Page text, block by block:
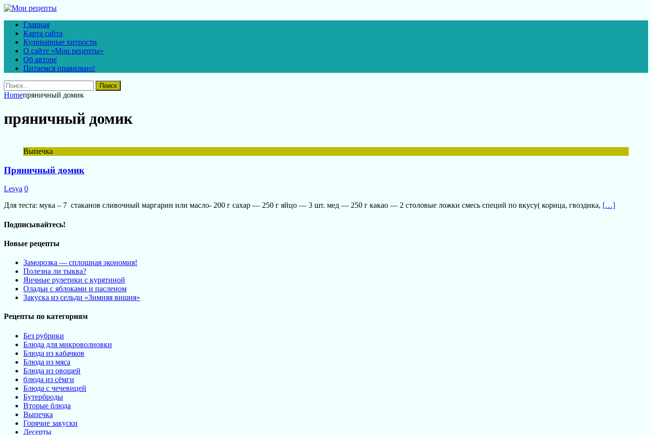
Главная
Карта сайта
Кулинарные хитрости
О сайте «Мои рецепты»
Об авторе
Питаемся правильно!
Найти:
Homeпряничный домик
пряничный домик
Выпечка
Пряничный домик
Lesya 0
Для теста: мука – 7 стаканов сливочный маргарин или масло- 200 г сахар — 250 г яйцо — 3 шт. мед — 250 г какао — 2 столовые ложки смесь специй по вкусу( корица, гвоздика, […]
Подписывайтесь!
Новые рецепты
Заморозка — сплошная экономия!
Полезна ли тыква?
Яичные рулетики с курятиной
Оладьи с яблоками и пасленом
Закуска из сельди «Зимняя вишня»
Рецепты по категориям
Без рубрики
Блюда для микроволновки
Блюда из кабачков
Блюда из мяса
Блюда из овощей
блюда из сёмги
Блюда с чечевицей
Бутерброды
Вторые блюда
Выпечка
Горячие закуски
Десерты